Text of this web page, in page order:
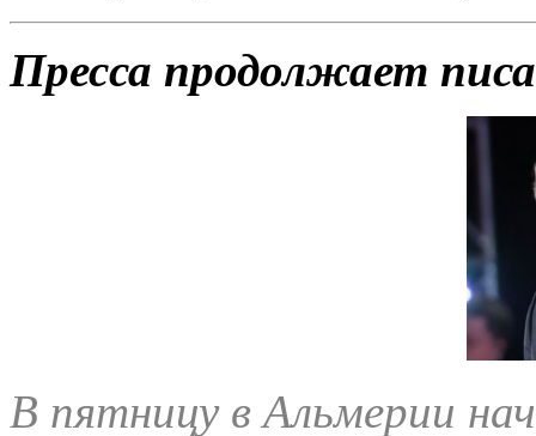
Пресса продолжает
В пятницу в Альмерии